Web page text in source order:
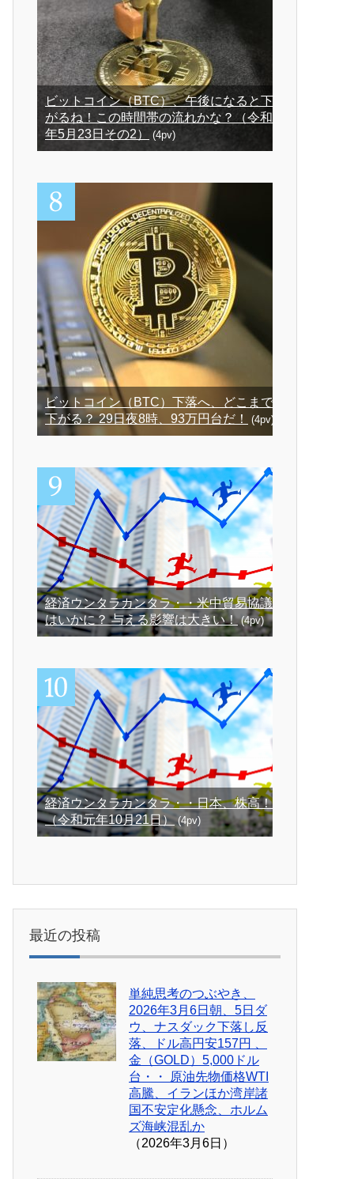
ビットコイン（BTC）、午後になると下
がるね！この時間帯の流れかな？（令和3
年5月23日その2）
(4pv)
ビットコイン（BTC）下落へ、どこまで
下がる？ 29日夜8時、93万円台だ！
(4pv)
経済ウンタラカンタラ・・米中貿易協議
はいかに？ 与える影響は大きい！(4pv)
経済ウンタラカンタラ・・日本、株高！
（令和元年10月21日）(4pv)
最近の投稿
単純思考のつぶやき、
2026年3月6日朝、5日ダ
ウ、ナスダック下落し反
落、ドル高円安157円 、
金（GOLD）5,000ドル
台・・ 原油先物価格WTI
高騰、イランほか湾岸諸
国不安定化懸念、ホルム
ズ海峡混乱か
（2026年3月6日）